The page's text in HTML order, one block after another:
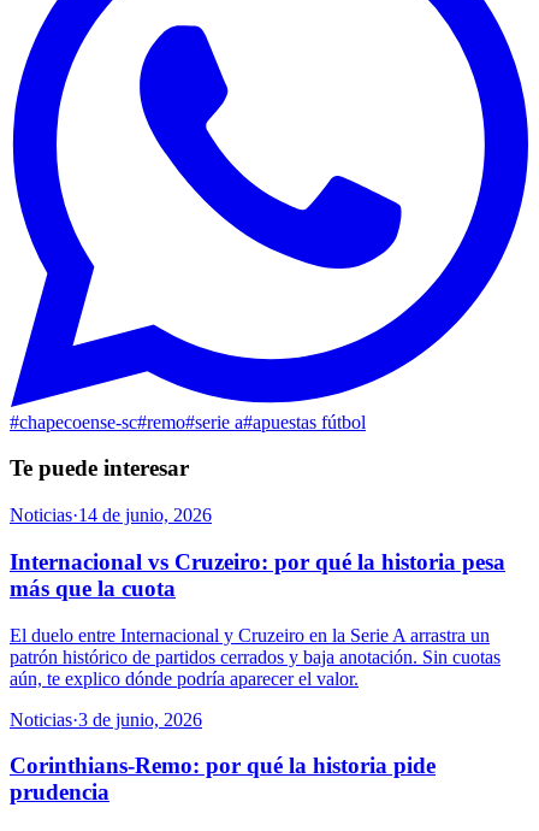
#chapecoense-sc#remo#serie a#apuestas fútbol
Te puede interesar
Noticias·14 de junio, 2026
Internacional vs Cruzeiro: por qué la historia pesa
más que la cuota
El duelo entre Internacional y Cruzeiro en la Serie A arrastra un
patrón histórico de partidos cerrados y baja anotación. Sin cuotas
aún, te explico dónde podría aparecer el valor.
Noticias·3 de junio, 2026
Corinthians-Remo: por qué la historia pide
prudencia